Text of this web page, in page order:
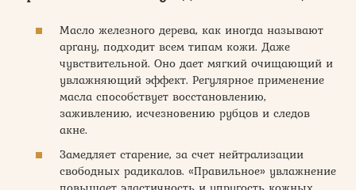
Масло железного дерева, как иногда называют
аргану, подходит всем типам кожи. Даже
чувствительной. Оно дает мягкий очищающий и
увлажняющий эффект. Регулярное применение
масла способствует восстановлению,
заживлению, исчезновению рубцов и следов
акне.
Замедляет старение, за счет нейтрализации
свободных радикалов. «Правильное» увлажнение